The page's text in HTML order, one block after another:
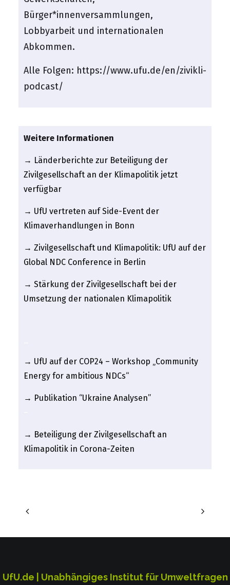
Bürger*innenversammlungen,
Lobbyarbeit und internationalen
Abkommen.
Alle Folgen: https://www.ufu.de/en/zivikli-
podcast/
Weitere Informationen
→ Länderberichte zur Beteiligung der
Zivilgesellschaft an der Klimapolitik jetzt
verfügbar
→ UfU vertreten auf Side-Event der
Klimaverhandlungen in Bonn
→ Zivilgesellschaft und Klimapolitik: UfU auf der
Global NDC Conference in Berlin
→ Stärkung der Zivilgesellschaft bei der
Umsetzung der nationalen Klimapolitik
→ UfU auf der COP24 – Workshop „Community
Energy for ambitious NDCs“
→ Publikation “Ukraine Analysen”
→ Beteiligung der Zivilgesellschaft an
Klimapolitik in Corona-Zeiten
UfU.de | Unabhängiges Institut für Umweltfragen